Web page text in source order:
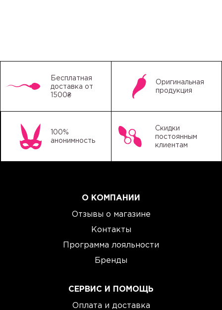
Бесплатная
доставка от
1500₴
Оригинальная
продукция
100%
анонимность
Скидки
постоянным
клиентам
О КОМПАНИИ
Отзывы о магазине
Контакты
Программа лояльности
Бренды
СЕРВИС И ПОМОЩЬ
Оплата и доставка